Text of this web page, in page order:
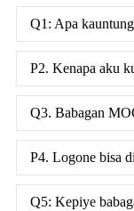
Q1: Apa
P2. Kenapa aku
Q3. Babagan
P4. Logone bisa
Q5: Kepiye